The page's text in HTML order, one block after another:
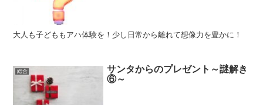
大人も子どももアハ体験を！少し日常から離れて想像力を豊かに！
総合
サンタからのプレゼント～謎解き
⑥～